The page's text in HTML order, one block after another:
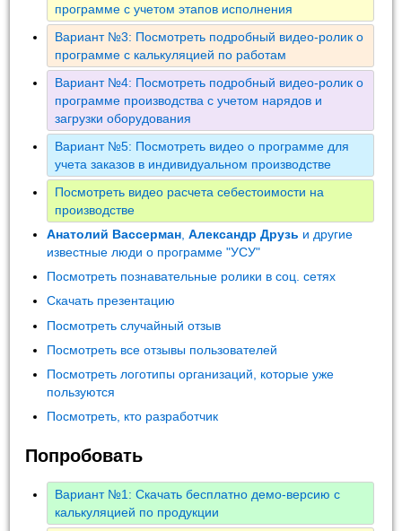
программе с учетом этапов исполнения
Вариант №3: Посмотреть подробный видео-ролик о
программе с калькуляцией по работам
Вариант №4: Посмотреть подробный видео-ролик о
программе производства с учетом нарядов и
загрузки оборудования
Вариант №5: Посмотреть видео о программе для
учета заказов в индивидуальном производстве
Посмотреть видео расчета себестоимости на
производстве
Анатолий Вассерман ,Александр Друзь и другие
известные люди о программе "УСУ"
Посмотреть познавательные ролики в соц. сетях
Скачать презентацию
Посмотреть случайный отзыв
Посмотреть все отзывы пользователей
Посмотреть логотипы организаций, которые уже
пользуются
Посмотреть, кто разработчик
Попробовать
Вариант №1: Скачать бесплатно демо-версию с
калькуляцией по продукции